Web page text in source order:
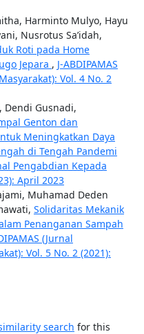
Harminto Mulyo, Hayu
Nusrotus Sa’idah,
Roti pada Home
Jepara , J-ABDIPAMAS
Vol. 4 No. 2
Dendi Gusnadi,
Genton dan
Meningkatkan Daya
di Tengah Pandemi
Pengabdian Kepada
April 2023
Muhamad Deden
Solidaritas Mekanik
Penanganan Sampah
(Jurnal
Vol. 5 No. 2 (2021):
search for this